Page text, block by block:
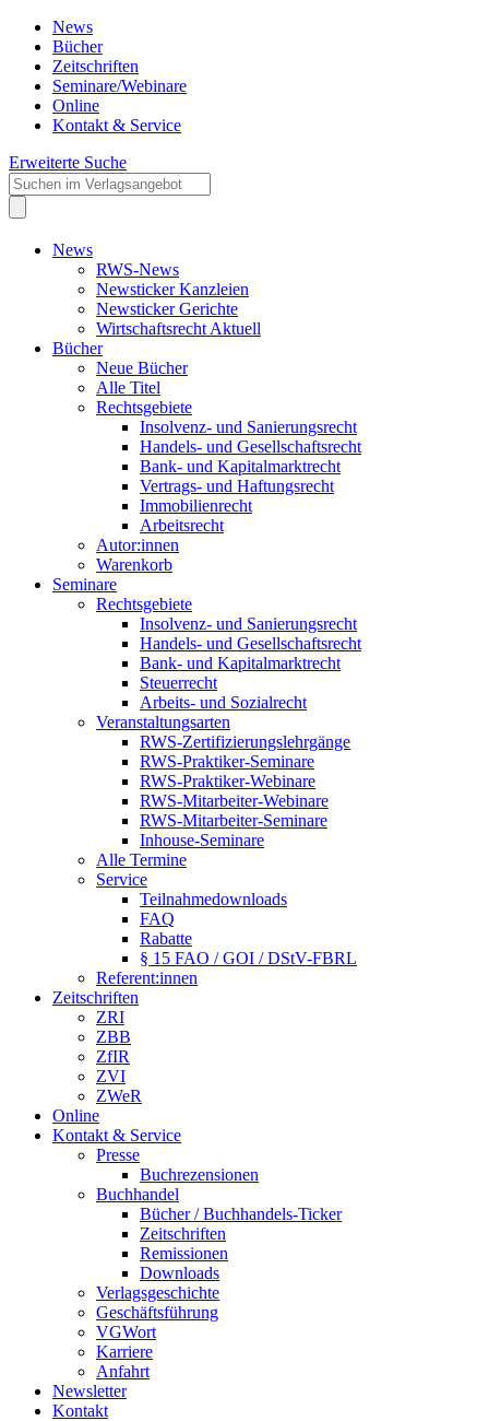
News
Bücher
Zeitschriften
Seminare/Webinare
Online
Kontakt & Service
Erweiterte Suche
News
RWS-News
Newsticker Kanzleien
Newsticker Gerichte
Wirtschaftsrecht Aktuell
Bücher
Neue Bücher
Alle Titel
Rechtsgebiete
Insolvenz- und Sanierungsrecht
Handels- und Gesellschaftsrecht
Bank- und Kapitalmarktrecht
Vertrags- und Haftungsrecht
Immobilienrecht
Arbeitsrecht
Autor:innen
Warenkorb
Seminare
Rechtsgebiete
Insolvenz- und Sanierungsrecht
Handels- und Gesellschaftsrecht
Bank- und Kapitalmarktrecht
Steuerrecht
Arbeits- und Sozialrecht
Veranstaltungsarten
RWS-Zertifizierungslehrgänge
RWS-Praktiker-Seminare
RWS-Praktiker-Webinare
RWS-Mitarbeiter-Webinare
RWS-Mitarbeiter-Seminare
Inhouse-Seminare
Alle Termine
Service
Teilnahmedownloads
FAQ
Rabatte
§ 15 FAO / GOI / DStV-FBRL
Referent:innen
Zeitschriften
ZRI
ZBB
ZfIR
ZVI
ZWeR
Online
Kontakt & Service
Presse
Buchrezensionen
Buchhandel
Bücher / Buchhandels-Ticker
Zeitschriften
Remissionen
Downloads
Verlagsgeschichte
Geschäftsführung
VGWort
Karriere
Anfahrt
Newsletter
Kontakt